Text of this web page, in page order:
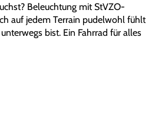
Beleuchtung mit StVZO-
auf jedem Terrain pudelwohl fühlt
bist. Ein Fahrrad für alles